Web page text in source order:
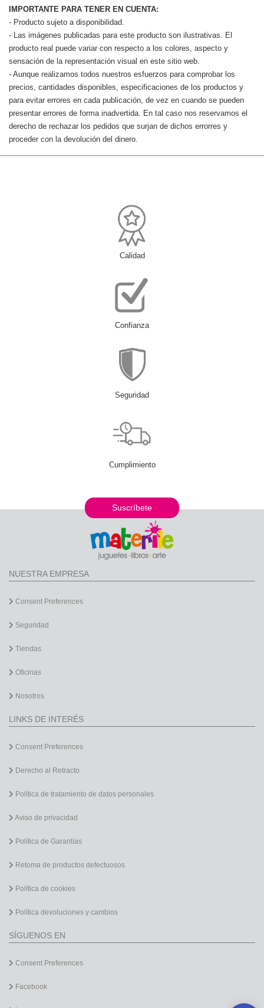
IMPORTANTE PARA TENER EN CUENTA:
- Producto sujeto a disponibilidad.
- Las imágenes publicadas para este producto son ilustrativas. El
producto real puede variar con respecto a los colores, aspecto y
sensación de la representación visual en este sitio web.
- Aunque realizamos todos nuestros esfuerzos para comprobar los
precios, cantidades disponibles, especificaciones de los productos y
para evitar errores en cada publicación, de vez en cuando se pueden
presentar errores de forma inadvertida. En tal caso nos reservamos el
derecho de rechazar los pedidos que surjan de dichos errorres y
proceder con la devolución del dinero.
Calidad
Confianza
Seguridad
Cumplimiento
Suscríbete
NUESTRA EMPRESA
Consent Preferences
Seguridad
Tiendas
Oficinas
Nosotros
LINKS DE INTERÉS
Consent Preferences
Derecho al Retracto
Política de tratamiento de datos personales
Aviso de privacidad
Política de Garantías
Retoma de productos defectuosos
Política de cookies
Política devoluciones y cambios
SÍGUENOS EN
Consent Preferences
Facebook